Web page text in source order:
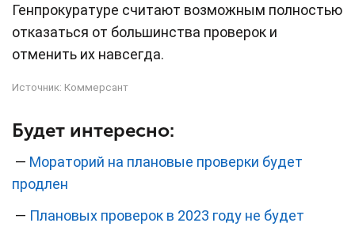
Генпрокуратуре считают возможным полностью
отказаться от большинства проверок и
отменить их навсегда.
Источник: Коммерсант
Будет интересно:
— Мораторий на плановые проверки будет
продлен
— Плановых проверок в 2023 году не будет